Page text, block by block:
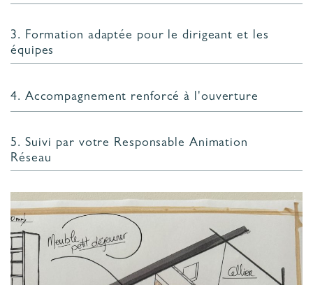
3. Formation adaptée pour le dirigeant et les
équipes
4. Accompagnement renforcé à l'ouverture
5. Suivi par votre Responsable Animation
Réseau